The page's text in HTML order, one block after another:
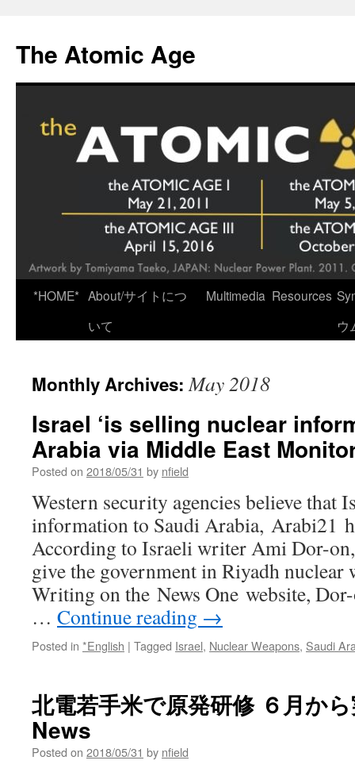
content
The Atomic Age
*HOME* About/サイトにつ
いて
Multimedia Resources
ウ
Monthly Archives:May 2018
Israel ‘is selling nuclear
Arabia via Middle East
Posted on 2018/05/31 by nfield
Western security agencies believe that
information to Saudi Arabia, Arabi21
According to Israeli writer Ami Dor-
give the government in Riyadh nuclear
Writing on the News One website,
… Continue reading →
Posted in *English | Tagged Israel, Nuclear Weapons, Saudi
北電若手米で原発研修 ６月か
News
Posted on 2018/05/31 by nfield